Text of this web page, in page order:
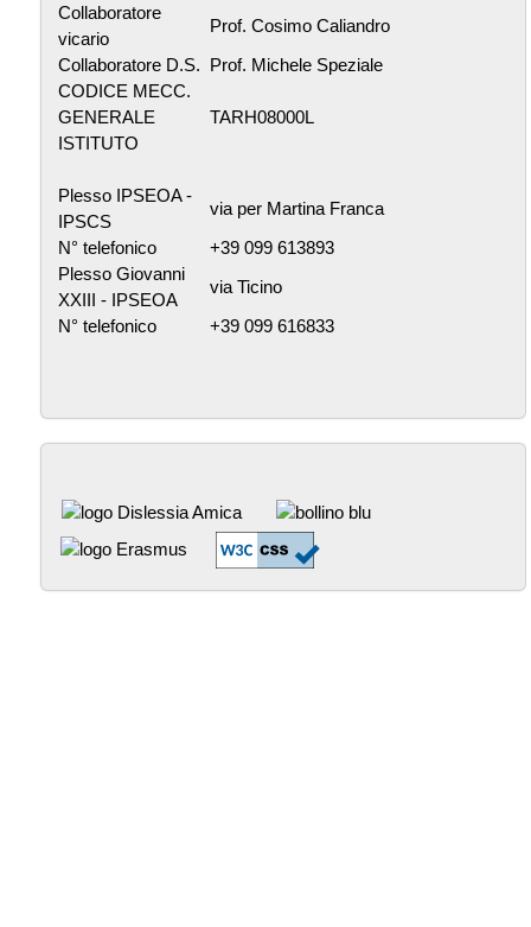
Collaboratore
vicario
Prof. Cosimo Caliandro
Collaboratore D.S. Prof. Michele Speziale
CODICE MECC.
GENERALE
ISTITUTO
TARH08000L
Plesso IPSEOA -
IPSCS
via per Martina Franca
N° telefonico
+39 099 613893
Plesso Giovanni
XXIII - IPSEOA
via Ticino
N° telefonico
+39 099 616833